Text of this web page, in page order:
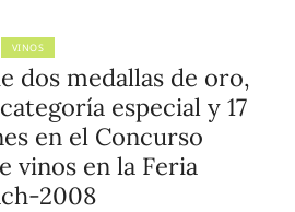
VINOS
dos medallas de oro,
especial y 17
en el Concurso
vinos en la Feria
2008